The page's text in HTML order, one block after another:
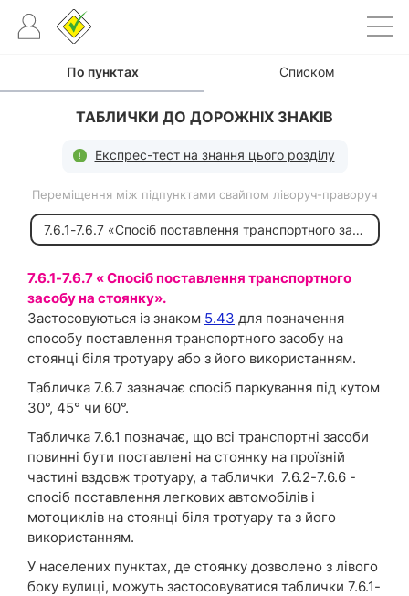
По пунктах Списком
ТАБЛИЧКИ ДО ДОРОЖНІХ ЗНАКІВ
Експрес-тест на знання цього розділу
Переміщення між підпунктами свайпом ліворуч-праворуч
7.6.1-7.6.7 «Спосіб поставлення транспортного засобу на стоянку».
7.6.1-7.6.7 « Спосіб поставлення транспортного
засобу на стоянку».
Застосовуються із знаком 5.43 для позначення
способу поставлення транспортного засобу на
стоянці біля тротуару або з його використанням.
Табличка 7.6.7 зазначає спосіб паркування під кутом
30°, 45° чи 60°.
Табличка 7.6.1 позначає, що всі транспортні засоби
повинні бути поставлені на стоянку на проїзній
частині вздовж тротуару, а таблички 7.6.2-7.6.6 -
спосіб поставлення легкових автомобілів і
мотоциклів на стоянці біля тротуару та з його
використанням.
У населених пунктах, де стоянку дозволено з лівого
боку вулиці, можуть застосовуватися таблички 7.6.1-